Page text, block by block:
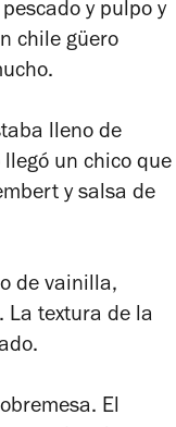
y pulpo y
chile güero
lleno de
un chico que
y salsa de
de vainilla,
La textura de la
El